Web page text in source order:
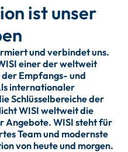
ist unser
und verbindet uns.
einer der weltweit
Empfangs- und
internationaler
Schlüsselbereiche der
WISI weltweit die
Angebote. WISI steht für
Team und modernste
von heute und morgen.